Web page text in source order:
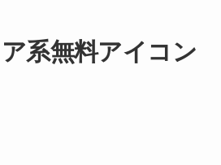
系無料アイコン